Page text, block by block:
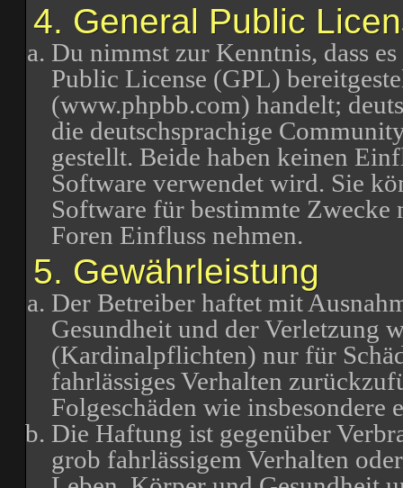
4. General Public
Du nimmst zur Kenntnis, dass
Public License (GPL)
(www.phpbb.com) handelt;
die deutschsprachige
gestellt. Beide haben keinen
Software verwendet wird. Sie
Software für bestimmte Zwecke
Foren Einfluss nehmen.
5. Gewährleistung
Der Betreiber haftet mit
Gesundheit und der Verletzung
(Kardinalpflichten) nur für
fahrlässiges Verhalten
Folgeschäden wie insbesondere
Die Haftung ist gegenüber
grob fahrlässigem Verhalten